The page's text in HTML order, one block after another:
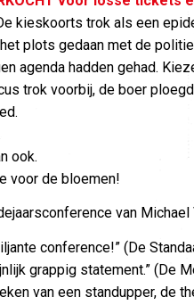
kieskoorts trok als een
plots gedaan met de
agenda hadden gehad.
trok voorbij, de boer
ook.
voor de bloemen!
van
conference!” (De
grappig statement.” (De
van een standupper, de